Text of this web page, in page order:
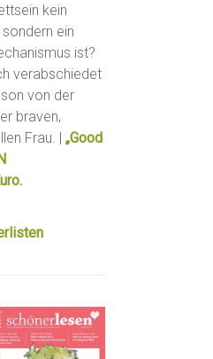
kein
ein
ist?
verabschiedet
von der
braven,
Frau. |„Good